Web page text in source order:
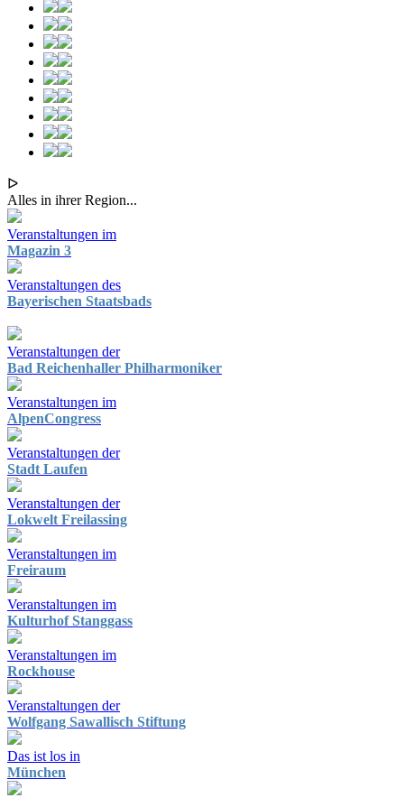
ᐅ
Alles in ihrer Region...
Veranstaltungen im
Magazin 3
Veranstaltungen des
Bayerischen Staatsbads
Veranstaltungen der
Bad Reichenhaller Philharmoniker
Veranstaltungen im
AlpenCongress
Veranstaltungen der
Stadt Laufen
Veranstaltungen der
Lokwelt Freilassing
Veranstaltungen im
Freiraum
Veranstaltungen im
Kulturhof Stanggass
Veranstaltungen im
Rockhouse
Veranstaltungen der
Wolfgang Sawallisch Stiftung
Das ist los in
München